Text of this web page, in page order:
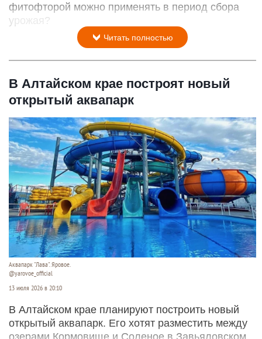
фитофторой можно применять в период сбора
урожая?
Читать полностью
В Алтайском крае построят новый
открытый аквапарк
Аквапарк "Лава". Яровое.
@yarovoe_official
13 июля 2026 в 20:10
В Алтайском крае планируют построить новый
открытый аквапарк. Его хотят разместить между